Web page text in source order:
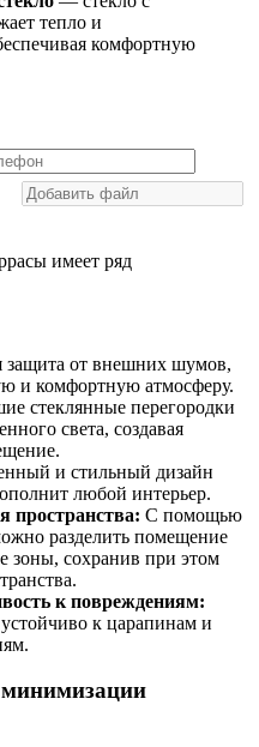
тепло и
комфортную
имеет ряд
защита от внешних шумов,
и комфортную атмосферу.
стеклянные перегородки
света, создавая
и стильный дизайн
любой интерьер.
пространства: С помощью
разделить помещение
зоны, сохранив при этом
к повреждениям:
к царапинам и
минимизации